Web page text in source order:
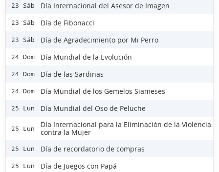
23 Sáb Día Internacional del Asesor de Imagen
23 Sáb Día de Fibonacci
23 Sáb Día de Agradecimiento por Mi Perro
24 Dom Día Mundial de la Evolución
24 Dom Día de las Sardinas
24 Dom Día Mundial de los Gemelos Siameses
25 Lun Día Mundial del Oso de Peluche
25 Lun
Día Internacional para la Eliminación de la Violencia
contra la Mujer
25 Lun Día de recordatorio de compras
25 Lun Día de Juegos con Papá